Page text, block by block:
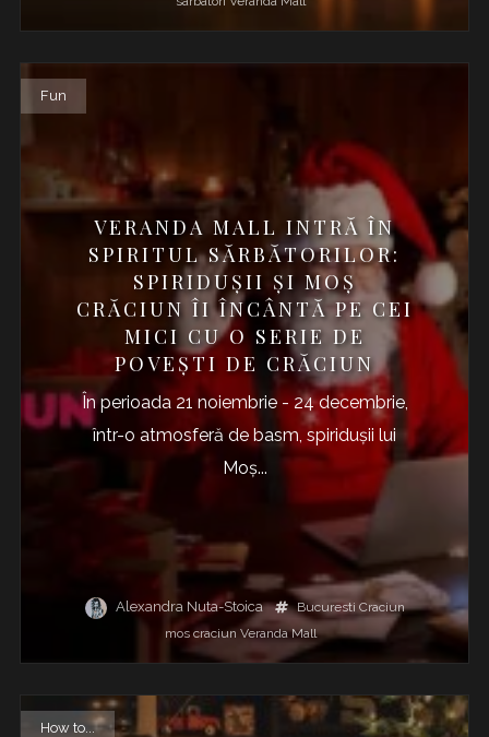
Fun
VERANDA MALL INTRĂ ÎN
SPIRITUL SĂRBĂTORILOR:
SPIRIDUȘII ȘI MOȘ
CRĂCIUN ÎI ÎNCÂNTĂ PE CEI
MICI CU O SERIE DE
POVEȘTI DE CRĂCIUN
În perioada 21 noiembrie - 24 decembrie,
într-o atmosferă de basm, spiridușii lui
Moș...
Alexandra Nuta-Stoica Bucuresti Craciun
mos craciun Veranda Mall
How to...